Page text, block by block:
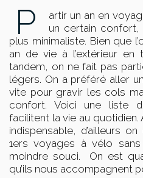
P
artir un an en
un certain
plus minimaliste. Bien que
an de vie à l’extérieur
tandem, on ne fait pas
légers. On a préféré aller
vite pour gravir les cols
confort. Voici une liste
facilitent la vie au quotidien.
indispensable, d’ailleurs
1ers voyages à vélo
moindre souci. On est
qu’ils nous accompagnent